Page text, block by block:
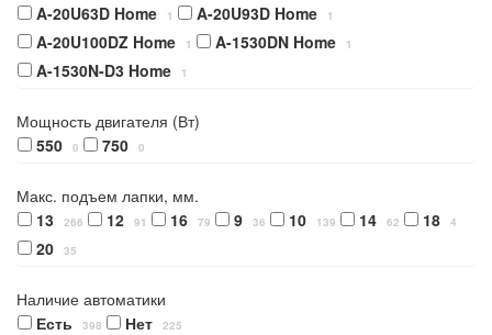
A-20U63D Home 1 A-20U93D Home 1
A-20U100DZ Home 1 A-1530DN Home 1
A-1530N-D3 Home 1
Мощность двигателя (Вт)
550
0 750 0
Макс. подъем лапки, мм.
13
266 12 91 16 79 9 36 10 139 14 62 18 4
20 35
Наличие автоматики
Есть
398 Нет 225